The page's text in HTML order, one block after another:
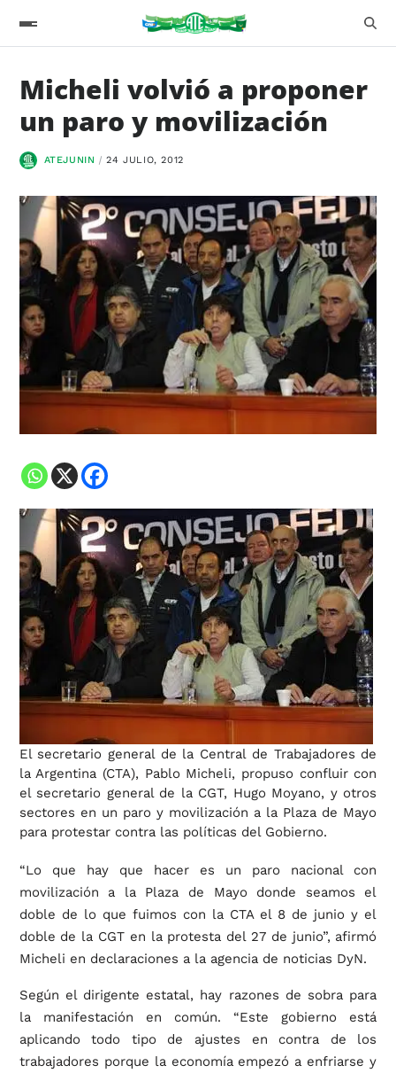
Micheli volvió a proponer
un paro y movilización
ATEJUNIN 24 JULIO, 2012
El secretario general de la Central de Trabajadores de
la Argentina (CTA), Pablo Micheli, propuso confluir con
el secretario general de la CGT, Hugo Moyano, y otros
sectores en un paro y movilización a la Plaza de Mayo
para protestar contra las políticas del Gobierno.
“Lo que hay que hacer es un paro nacional con
movilización a la Plaza de Mayo donde seamos el
doble de lo que fuimos con la CTA el 8 de junio y el
doble de la CGT en la protesta del 27 de junio”, afirmó
Micheli en declaraciones a la agencia de noticias DyN.
Según el dirigente estatal, hay razones de sobra para
la manifestación en común. “Este gobierno está
aplicando todo tipo de ajustes en contra de los
trabajadores porque la economía empezó a enfriarse y